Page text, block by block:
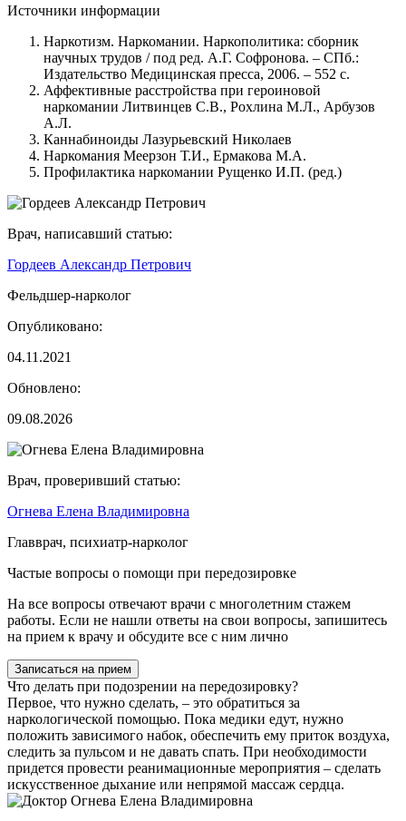
Источники информации
Наркотизм. Наркомании. Наркополитика: сборник
научных трудов / под ред. А.Г. Софронова. – СПб.:
Издательство Медицинская пресса, 2006. – 552 с.
Аффективные расстройства при героиновой
наркомании Литвинцев С.В., Рохлина М.Л., Арбузов
А.Л.
Каннабиноиды Лазурьевский Николаев
Наркомания Меерзон Т.И., Ермакова М.А.
Профилактика наркомании Рущенко И.П. (ред.)
Врач, написавший статью:
Гордеев Александр Петрович
Фельдшер-нарколог
Опубликовано:
04.11.2021
Обновлено:
09.08.2026
Врач, проверивший статью:
Огнева Елена Владимировна
Главврач, психиатр-нарколог
Частые вопросы о помощи при передозировке
На все вопросы отвечают врачи с многолетним стажем
работы. Если не нашли ответы на свои вопросы, запишитесь
на прием к врачу и обсудите все с ним лично
Записаться на прием
Что делать при подозрении на передозировку?
Первое, что нужно сделать, – это обратиться за
наркологической помощью. Пока медики едут, нужно
положить зависимого набок, обеспечить ему приток воздуха,
следить за пульсом и не давать спать. При необходимости
придется провести реанимационные мероприятия – сделать
искусственное дыхание или непрямой массаж сердца.